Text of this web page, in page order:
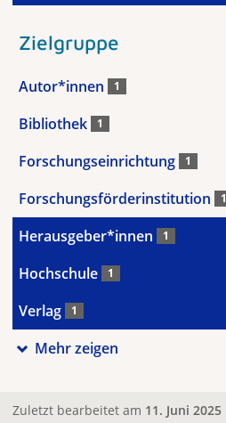
Zielgruppe
Autor*innen 1
Bibliothek 1
Forschungseinrichtung 1
Forschungsförderinstitution 1
Herausgeber*innen 1
Hochschule 1
Verlag 1
Mehr zeigen
Zuletzt bearbeitet am 11. Juni 2025